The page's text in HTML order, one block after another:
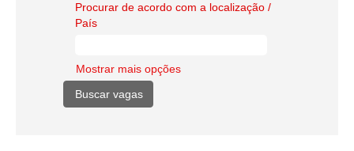
Procurar de acordo com a localização /
País
Mostrar mais opções